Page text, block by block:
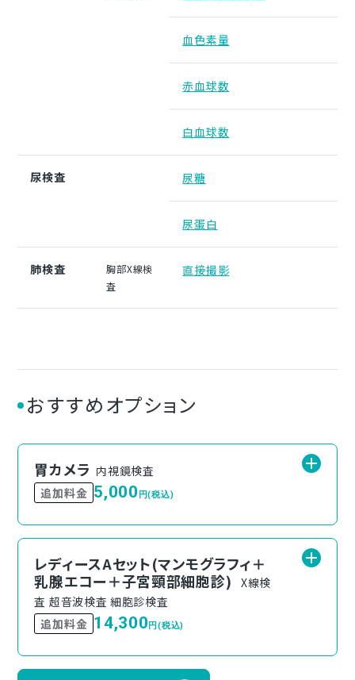
血色素量
赤血球数
白血球数
尿検査 尿糖
尿蛋白
肺検査
胸部X線検
査
直接撮影
おすすめオプション
胃カメラ 内視鏡検査
追加料金 5,000 円(税込)
レディースAセット(マンモグラフィ＋
乳腺エコー＋子宮頸部細胞診)
X線検
査 超音波検査 細胞診検査
追加料金 14,300 円(税込)